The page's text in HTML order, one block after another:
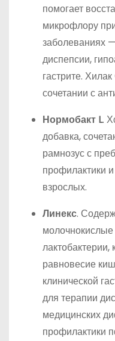
помогает
микрофлору
заболеваниях
диспепсии,
гастрите.
сочетании с
Нормобакт L.
добавка,
рамнозус с
профилактики
взрослых.
Линекс.
равновесие
клинической
для терапии
медицинских
профилактики